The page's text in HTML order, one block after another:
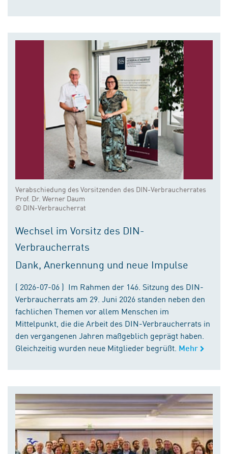
Verabschiedung des Vorsitzenden des DIN-Verbraucherrates
Prof. Dr. Werner Daum
© DIN-Verbraucherrat
Wechsel im Vorsitz des DIN-
Verbraucherrats
Dank, Anerkennung und neue Impulse
( 2026-07-06 ) Im Rahmen der 146. Sitzung des DIN-
Verbraucherrats am 29. Juni 2026 standen neben den
fachlichen Themen vor allem Menschen im
Mittelpunkt, die die Arbeit des DIN-Verbraucherrats in
den vergangenen Jahren maßgeblich geprägt haben.
Gleichzeitig wurden neue Mitglieder begrüßt. Mehr